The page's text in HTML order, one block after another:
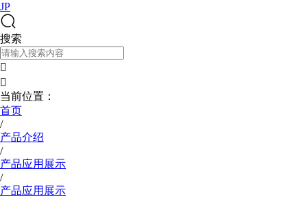
JP
搜索


当前位置：
首页
/
产品介绍
/
产品应用展示
/
产品应用展示